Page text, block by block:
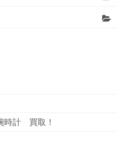
時計 買取！